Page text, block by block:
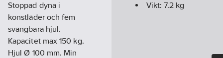
Stoppad dyna i
konstläder och fem
svängbara hjul.
Kapacitet max 150 kg.
Hjul Ø 100 mm. Min
Vikt:7.2kg